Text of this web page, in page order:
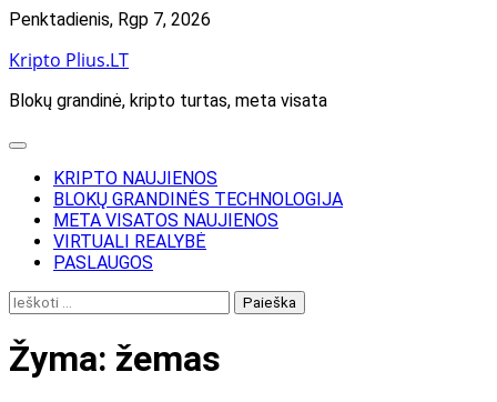
Skip
content
Penktadienis, Rgp 7, 2026
Kripto Plius.LT
Blokų grandinė, kripto turtas, meta visata
KRIPTO NAUJIENOS
BLOKŲ GRANDINĖS TECHNOLOGIJA
META VISATOS NAUJIENOS
VIRTUALI REALYBĖ
PASLAUGOS
Ieškoti:
Žyma: žemas